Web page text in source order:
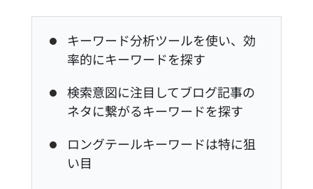
キーワード分析ツールを使い、効
率的にキーワードを探す
検索意図に注目してブログ記事の
ネタに繋がるキーワードを探す
ロングテールキーワードは特に狙
い目